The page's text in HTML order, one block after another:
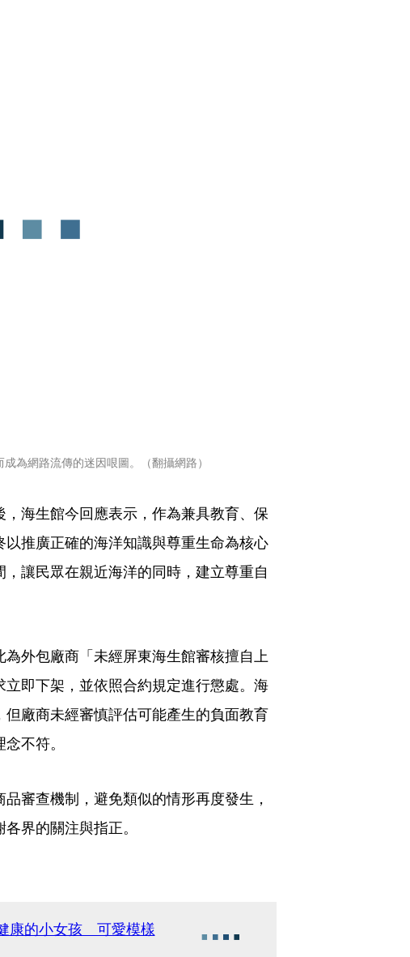
為網路流傳的迷因哏圖。（翻攝網路）
海生館今回應表示，作為兼具教育、保
推廣正確的海洋知識與尊重生命為核心
讓民眾在親近海洋的同時，建立尊重自
外包廠商「未經屏東海生館審核擅自上
即下架，並依照合約規定進行懲處。海
廠商未經審慎評估可能產生的負面教育
不符。
審查機制，避免類似的情形再度發生，
界的關注與指正。
康的小女孩 可愛模樣